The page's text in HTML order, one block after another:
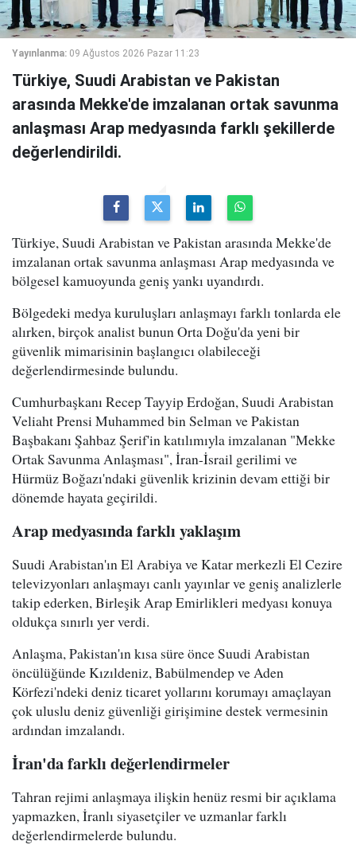
Yayınlanma: 09 Ağustos 2026 Pazar 11:23
Türkiye, Suudi Arabistan ve Pakistan
arasında Mekke'de imzalanan ortak savunma
anlaşması Arap medyasında farklı şekillerde
değerlendirildi.
Türkiye, Suudi Arabistan ve Pakistan arasında Mekke'de
imzalanan ortak savunma anlaşması Arap medyasında ve
bölgesel kamuoyunda geniş yankı uyandırdı.
Bölgedeki medya kuruluşları anlaşmayı farklı tonlarda ele
alırken, birçok analist bunun Orta Doğu'da yeni bir
güvenlik mimarisinin başlangıcı olabileceği
değerlendirmesinde bulundu.
Cumhurbaşkanı Recep Tayyip Erdoğan, Suudi Arabistan
Veliaht Prensi Muhammed bin Selman ve Pakistan
Başbakanı Şahbaz Şerif'in katılımıyla imzalanan "Mekke
Ortak Savunma Anlaşması", İran-İsrail gerilimi ve
Hürmüz Boğazı'ndaki güvenlik krizinin devam ettiği bir
dönemde hayata geçirildi.
Arap medyasında farklı yaklaşım
Suudi Arabistan'ın El Arabiya ve Katar merkezli El Cezire
televizyonları anlaşmayı canlı yayınlar ve geniş analizlerle
takip ederken, Birleşik Arap Emirlikleri medyası konuya
oldukça sınırlı yer verdi.
Anlaşma, Pakistan'ın kısa süre önce Suudi Arabistan
öncülüğünde Kızıldeniz, Babülmendep ve Aden
Körfezi'ndeki deniz ticaret yollarını korumayı amaçlayan
çok uluslu deniz güvenliği girişimine destek vermesinin
ardından imzalandı.
İran'da farklı değerlendirmeler
Tahran rejimi anlaşmaya ilişkin henüz resmi bir açıklama
yapmazken, İranlı siyasetçiler ve uzmanlar farklı
değerlendirmelerde bulundu.